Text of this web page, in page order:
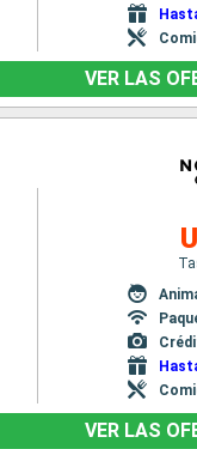
VER LAS
VER LAS